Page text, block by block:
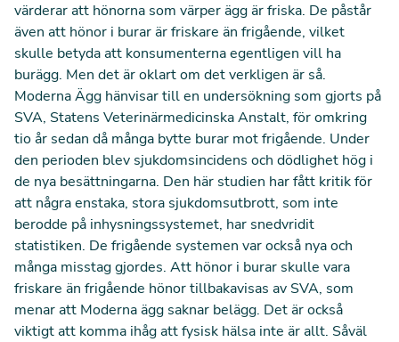
värderar att hönorna som värper ägg är friska. De påstår
även att hönor i burar är friskare än frigående, vilket
skulle betyda att konsumenterna egentligen vill ha
burägg. Men det är oklart om det verkligen är så.
Moderna Ägg hänvisar till en undersökning som gjorts på
SVA, Statens Veterinärmedicinska Anstalt, för omkring
tio år sedan då många bytte burar mot frigående. Under
den perioden blev sjukdomsincidens och dödlighet hög i
de nya besättningarna. Den här studien har fått kritik för
att några enstaka, stora sjukdomsutbrott, som inte
berodde på inhysningssystemet, har snedvridit
statistiken. De frigående systemen var också nya och
många misstag gjordes. Att hönor i burar skulle vara
friskare än frigående hönor tillbakavisas av SVA, som
menar att Moderna ägg saknar belägg. Det är också
viktigt att komma ihåg att fysisk hälsa inte är allt. Såväl